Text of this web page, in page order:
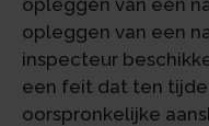
opleggen van een
inspecteur
een feit dat ten
oorspronkelijke